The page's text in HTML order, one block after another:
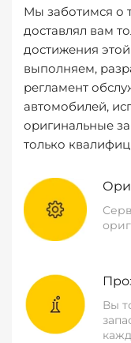
Мы заботимся о
доставлял вам
достижения
выполняем,
регламент
автомобилей,
оригинальные
только
Вы